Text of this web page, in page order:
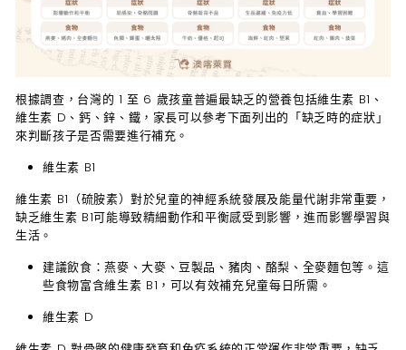
根據調查，台灣的 1 至 6 歲孩童普遍最缺乏的營養包括維生素 B1、
維生素 D、鈣、鋅、鐵，家長可以參考下面列出的「缺乏時的症狀 」
來判斷孩子是否需要進行補充。
維生素 B1
維生素 B1（硫胺素）對於兒童的神經系統發展及能量代謝非常重要，
缺乏維生素 B1可能導致精細動作和平衡感受到影響，進而影響學習與
生活。
建議飲食 ：燕麥、大麥、豆製品、豬肉、酪梨、全麥麵包等。這
些食物富含維生素 B1，可以有效補充兒童每日所需。
維生素 D